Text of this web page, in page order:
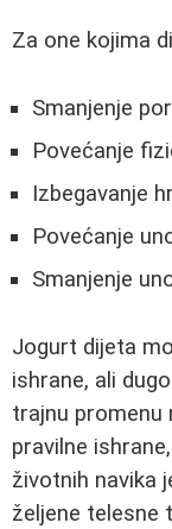
Za one kojima
Smanjenje
Povećanje
Izbegavanje
Povećanje
Smanjenje
Jogurt dijeta
ishrane, ali
trajnu promenu
pravilne
životnih navika
željene telesne